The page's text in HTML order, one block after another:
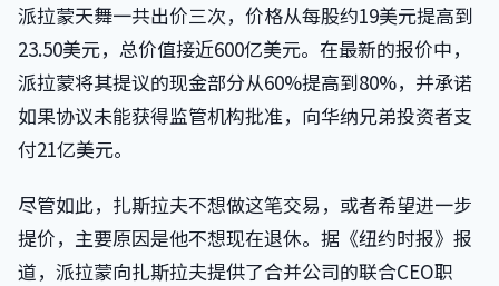
派拉蒙天舞一共出价三次，价格从每股约19美元提高到
23.50美元，总价值接近600亿美元。在最新的报价中，
派拉蒙将其提议的现金部分从60%提高到80%，并承诺
如果协议未能获得监管机构批准，向华纳兄弟投资者支
付21亿美元。
尽管如此，扎斯拉夫不想做这笔交易，或者希望进一步
提价，主要原因是他不想现在退休。据《纽约时报》报
道，派拉蒙向扎斯拉夫提供了合并公司的联合CEO职